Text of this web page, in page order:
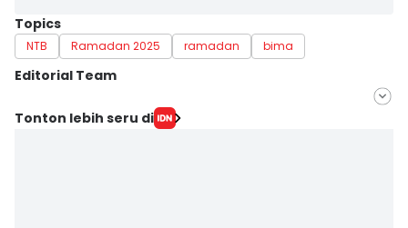
Topics
NTB Ramadan 2025 ramadan bima
Editorial Team
Editor
Tonton lebih seru di